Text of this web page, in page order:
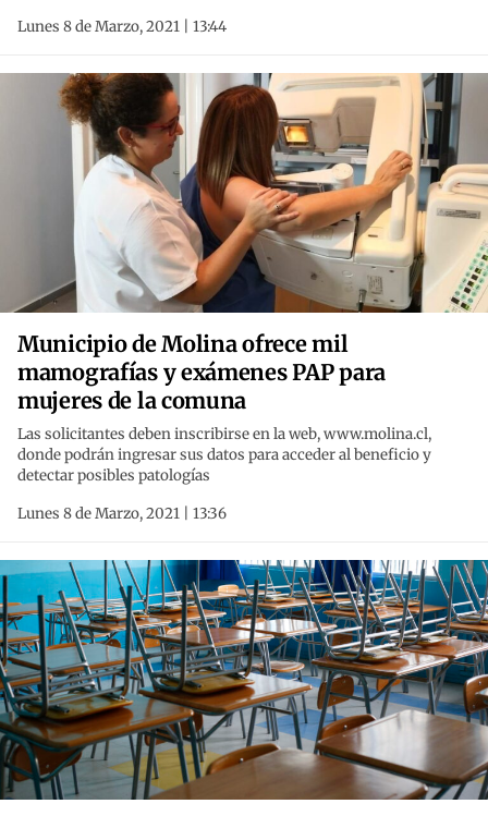
Lunes 8 de Marzo, 2021 | 13:44
Municipio de Molina ofrece mil
mamografías y exámenes PAP para
mujeres de la comuna
Las solicitantes deben inscribirse en la web, www.molina.cl,
donde podrán ingresar sus datos para acceder al beneficio y
detectar posibles patologías
Lunes 8 de Marzo, 2021 | 13:36